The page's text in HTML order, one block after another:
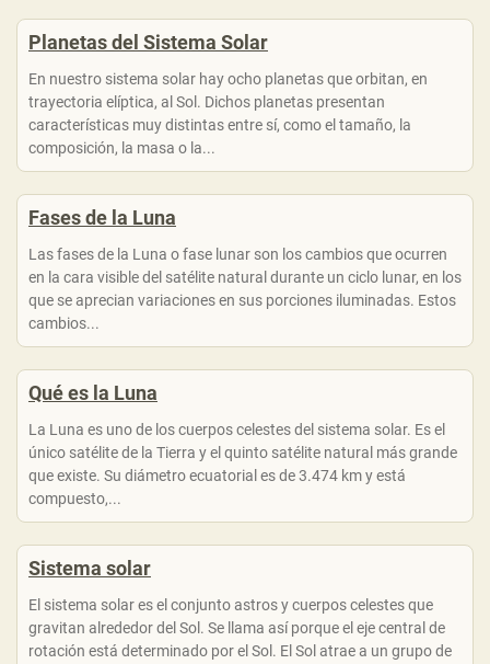
Planetas del Sistema Solar
En nuestro sistema solar hay ocho planetas que orbitan, en
trayectoria elíptica, al Sol. Dichos planetas presentan
características muy distintas entre sí, como el tamaño, la
composición, la masa o la...
Fases de la Luna
Las fases de la Luna o fase lunar son los cambios que ocurren
en la cara visible del satélite natural durante un ciclo lunar, en los
que se aprecian variaciones en sus porciones iluminadas. Estos
cambios...
Qué es la Luna
La Luna es uno de los cuerpos celestes del sistema solar. Es el
único satélite de la Tierra y el quinto satélite natural más grande
que existe. Su diámetro ecuatorial es de 3.474 km y está
compuesto,...
Sistema solar
El sistema solar es el conjunto astros y cuerpos celestes que
gravitan alrededor del Sol. Se llama así porque el eje central de
rotación está determinado por el Sol. El Sol atrae a un grupo de